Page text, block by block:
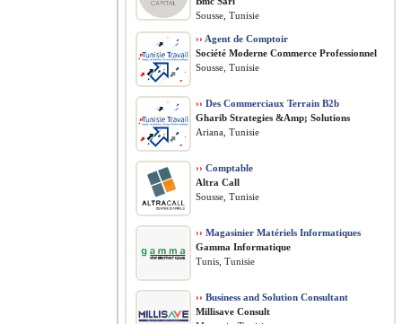
Sousse, Tunisie
›› Agent de Comptoir
Société Moderne Commerce Professionnel
Sousse, Tunisie
›› Des Commerciaux Terrain B2b
Gharib Strategies &Amp; Solutions
Ariana, Tunisie
›› Comptable
Altra Call
Sousse, Tunisie
›› Magasinier Matériels Informatiques
Gamma Informatique
Tunis, Tunisie
›› Business and Solution Consultant
Millisave Consult